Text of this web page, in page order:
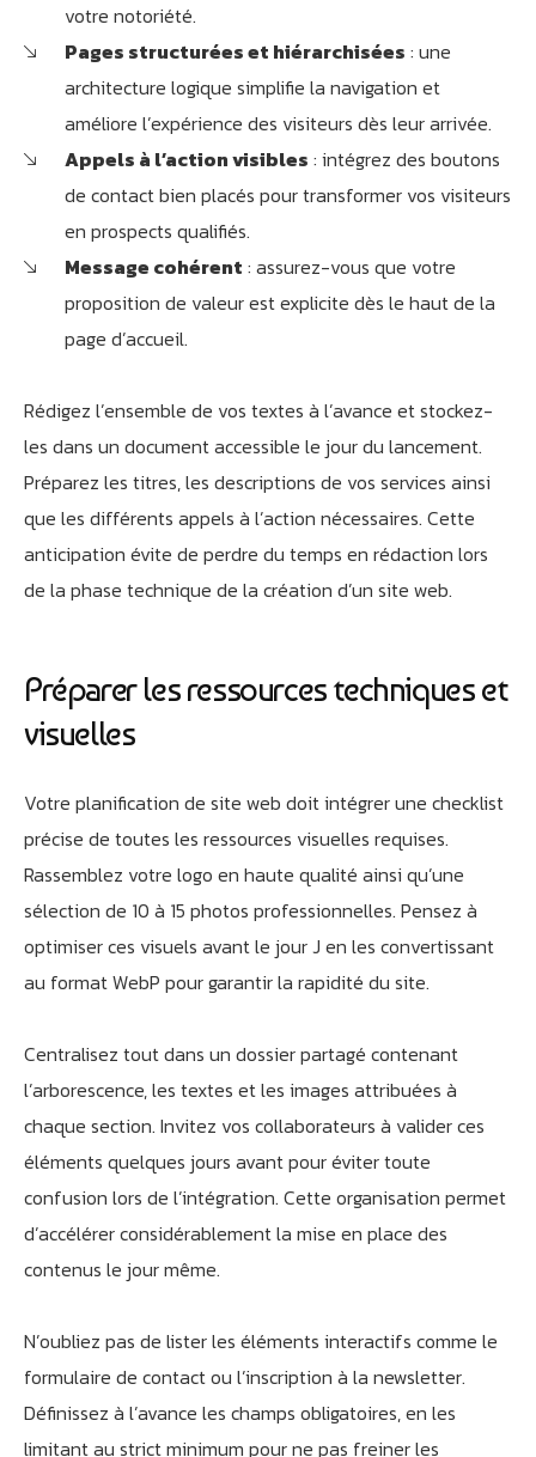
votre notoriété.
Pages structurées et hiérarchisées : une
architecture logique simplifie la navigation et
améliore l’expérience des visiteurs dès leur arrivée.
Appels à l’action visibles : intégrez des boutons
de contact bien placés pour transformer vos visiteurs
en prospects qualifiés.
Message cohérent : assurez-vous que votre
proposition de valeur est explicite dès le haut de la
page d’accueil.
Rédigez l’ensemble de vos textes à l’avance et stockez-
les dans un document accessible le jour du lancement.
Préparez les titres, les descriptions de vos services ainsi
que les différents appels à l’action nécessaires. Cette
anticipation évite de perdre du temps en rédaction lors
de la phase technique de la création d’un site web.
Préparer les ressources techniques et
visuelles
Votre planification de site web doit intégrer une checklist
précise de toutes les ressources visuelles requises.
Rassemblez votre logo en haute qualité ainsi qu’une
sélection de 10 à 15 photos professionnelles. Pensez à
optimiser ces visuels avant le jour J en les convertissant
au format WebP pour garantir la rapidité du site.
Centralisez tout dans un dossier partagé contenant
l’arborescence, les textes et les images attribuées à
chaque section. Invitez vos collaborateurs à valider ces
éléments quelques jours avant pour éviter toute
confusion lors de l’intégration. Cette organisation permet
d’accélérer considérablement la mise en place des
contenus le jour même.
N’oubliez pas de lister les éléments interactifs comme le
formulaire de contact ou l’inscription à la newsletter.
Définissez à l’avance les champs obligatoires, en les
limitant au strict minimum pour ne pas freiner les
Bienvenue chez Athorus Digital
Je suis Athobot, votre assistant digital.
projet.
dessous :